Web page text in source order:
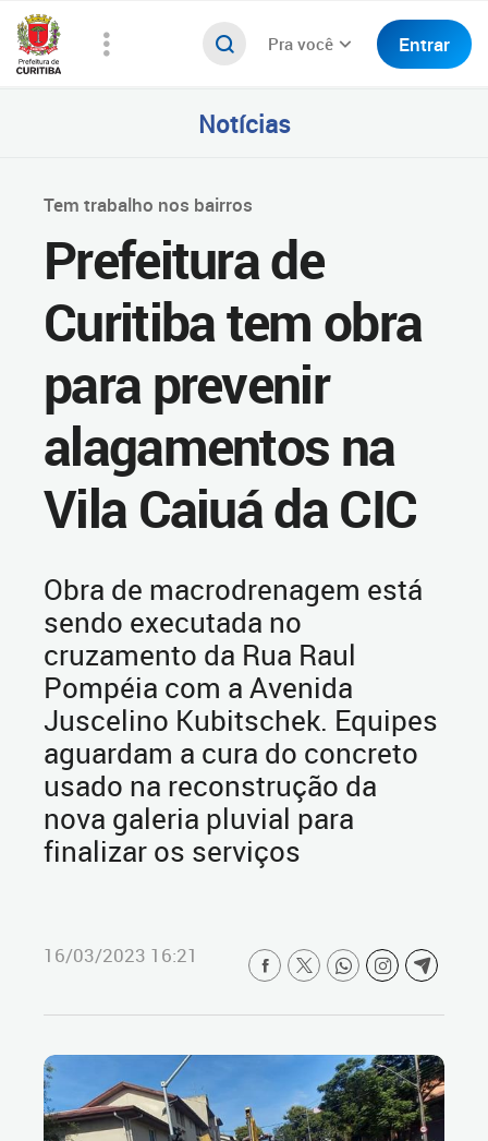
Pra você Entrar
Notícias
Tem trabalho nos bairros
Prefeitura de
Curitiba tem obra
para prevenir
alagamentos na
Vila Caiuá da CIC
Obra de macrodrenagem está
sendo executada no
cruzamento da Rua Raul
Pompéia com a Avenida
Juscelino Kubitschek. Equipes
aguardam a cura do concreto
usado na reconstrução da
nova galeria pluvial para
finalizar os serviços
16/03/2023 16:21